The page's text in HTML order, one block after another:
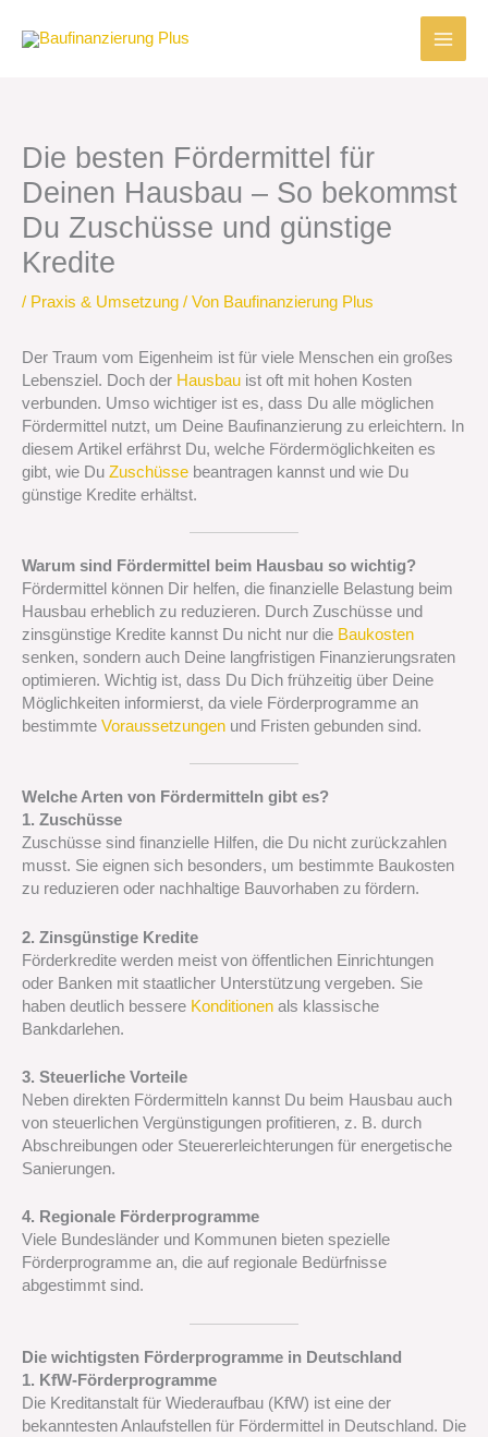
Inhalt
Die besten Fördermittel für
Deinen Hausbau – So bekommst
Du Zuschüsse und günstige
Kredite
/ Praxis & Umsetzung / Von Baufinanzierung Plus
Der Traum vom Eigenheim ist für viele Menschen ein großes
Lebensziel. Doch der Hausbau ist oft mit hohen Kosten
verbunden. Umso wichtiger ist es, dass Du alle möglichen
Fördermittel nutzt, um Deine Baufinanzierung zu erleichtern. In
diesem Artikel erfährst Du, welche Fördermöglichkeiten es
gibt, wie Du Zuschüsse beantragen kannst und wie Du
günstige Kredite erhältst.
Warum sind Fördermittel beim Hausbau so wichtig?
Fördermittel können Dir helfen, die finanzielle Belastung beim
Hausbau erheblich zu reduzieren. Durch Zuschüsse und
zinsgünstige Kredite kannst Du nicht nur die Baukosten
senken, sondern auch Deine langfristigen Finanzierungsraten
optimieren. Wichtig ist, dass Du Dich frühzeitig über Deine
Möglichkeiten informierst, da viele Förderprogramme an
bestimmte Voraussetzungen und Fristen gebunden sind.
Welche Arten von Fördermitteln gibt es?
1. Zuschüsse
Zuschüsse sind finanzielle Hilfen, die Du nicht zurückzahlen
musst. Sie eignen sich besonders, um bestimmte Baukosten
zu reduzieren oder nachhaltige Bauvorhaben zu fördern.
2. Zinsgünstige Kredite
Förderkredite werden meist von öffentlichen Einrichtungen
oder Banken mit staatlicher Unterstützung vergeben. Sie
haben deutlich bessere Konditionen als klassische
Bankdarlehen.
3. Steuerliche Vorteile
Neben direkten Fördermitteln kannst Du beim Hausbau auch
von steuerlichen Vergünstigungen profitieren, z. B. durch
Abschreibungen oder Steuererleichterungen für energetische
Sanierungen.
4. Regionale Förderprogramme
Viele Bundesländer und Kommunen bieten spezielle
Förderprogramme an, die auf regionale Bedürfnisse
abgestimmt sind.
Die wichtigsten Förderprogramme in Deutschland
1. KfW-Förderprogramme
Die Kreditanstalt für Wiederaufbau (KfW) ist eine der
bekanntesten Anlaufstellen für Fördermittel in Deutschland. Die